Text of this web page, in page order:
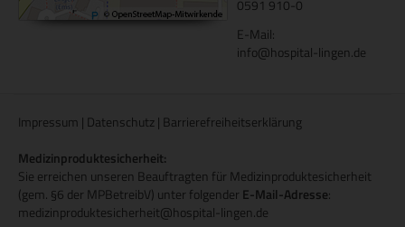
0591 910-0
E-Mail:
info@hospital-lingen.de
Impressum | Datenschutz| Barrierefreiheitserklärung
Medizinproduktesicherheit:
Sie erreichen unseren Beauftragten für Medizinproduktesicherheit
(gem. §6 der MPBetreibV) unter folgender E-Mail-Adresse:
medizinproduktesicherheit@hospital-lingen.de